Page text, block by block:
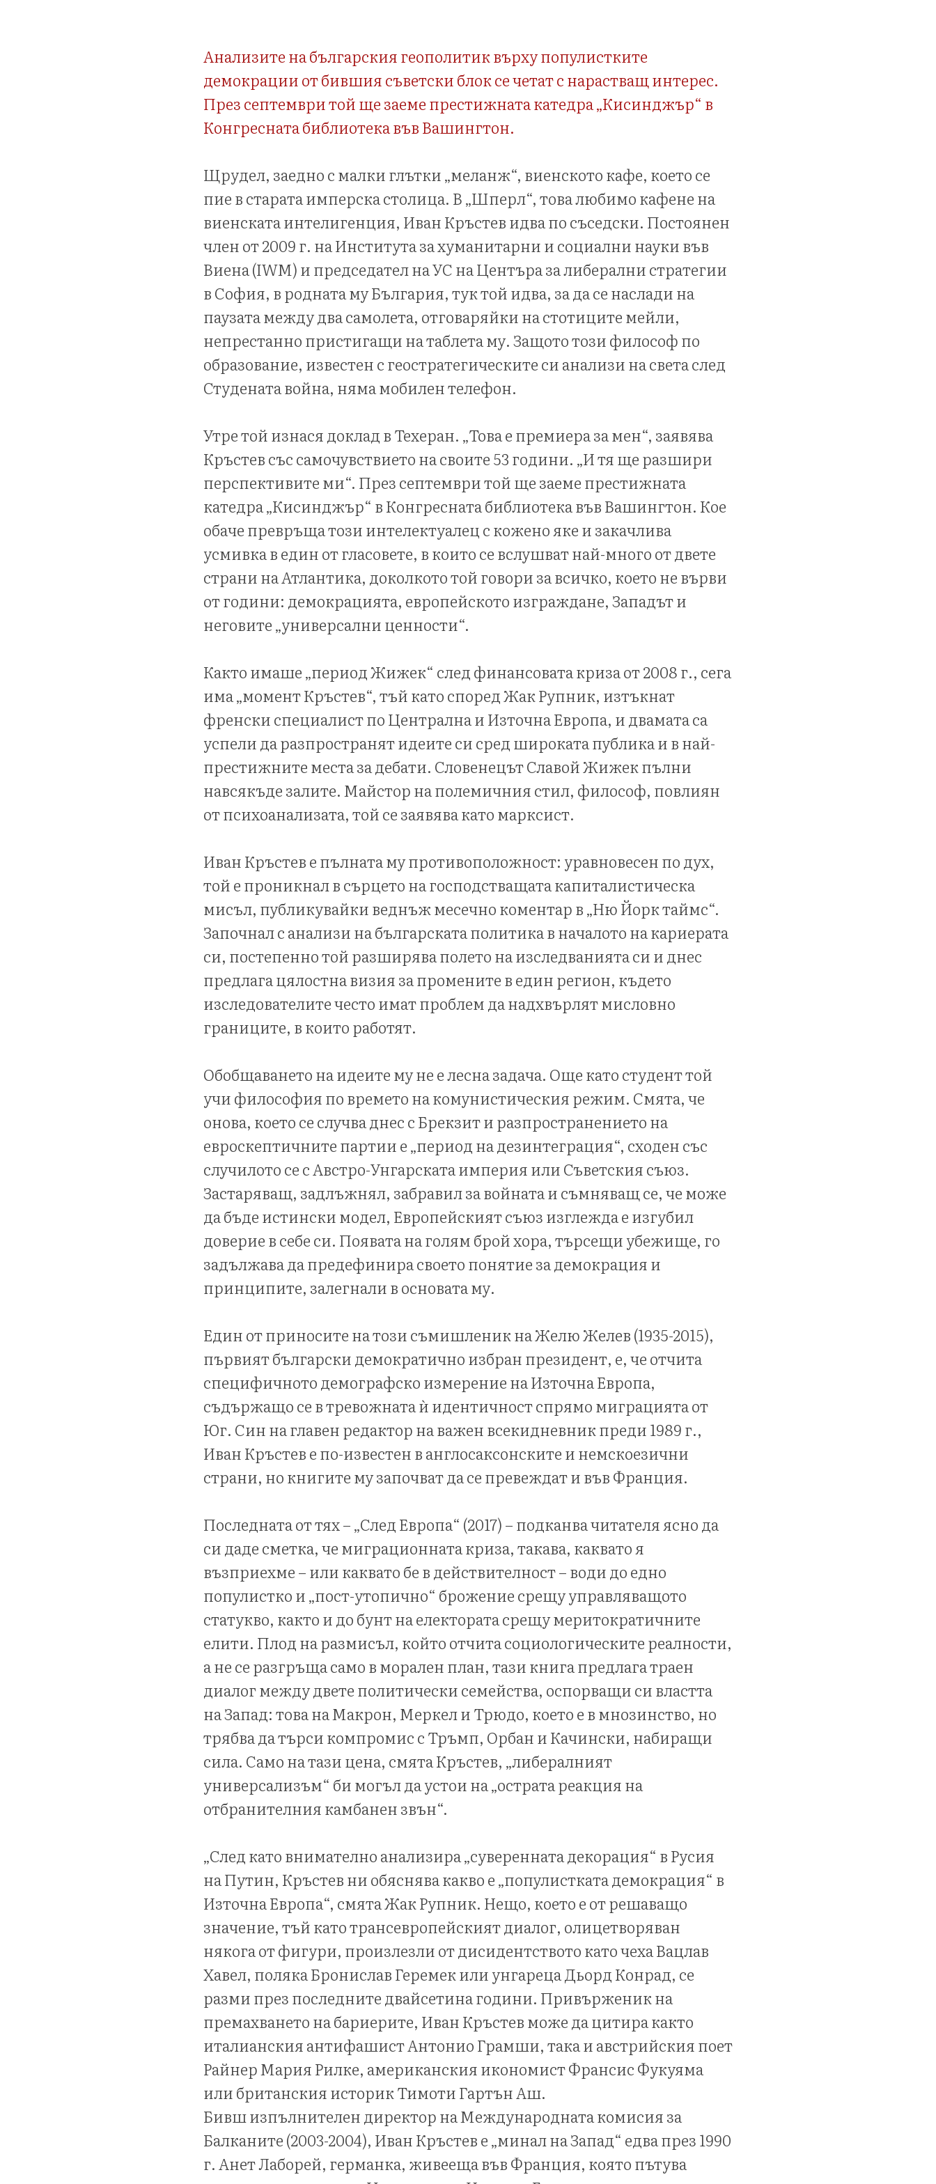
Анализите на българския геополитик върху популистките
демокрации от бившия съветски блок се четат с нарастващ интерес.
През септември той ще заеме престижната катедра „Кисинджър“ в
Конгресната библиотека във Вашингтон.
Щрудел, заедно с малки глътки „меланж“, виенското кафе, което се
пие в старата имперска столица. В „Шперл“, това любимо кафене на
виенската интелигенция, Иван Кръстев идва по съседски. Постоянен
член от 2009 г. на Института за хуманитарни и социални науки във
Виена (IWM) и председател на УС на Центъра за либерални стратегии
в София, в родната му България, тук той идва, за да се наслади на
паузата между два самолета, отговаряйки на стотиците мейли,
непрестанно пристигащи на таблета му. Защото този философ по
образование, известен с геостратегическите си анализи на света след
Студената война, няма мобилен телефон.
Утре той изнася доклад в Техеран. „Това е премиера за мен“, заявява
Кръстев със самочувствието на своите 53 години. „И тя ще разшири
перспективите ми“. През септември той ще заеме престижната
катедра „Кисинджър“ в Конгресната библиотека във Вашингтон. Кое
обаче превръща този интелектуалец с кожено яке и закачлива
усмивка в един от гласовете, в които се вслушват най-много от двете
страни на Атлантика, доколкото той говори за всичко, което не върви
от години: демокрацията, европейското изграждане, Западът и
неговите „универсални ценности“.
Както имаше „период Жижек“ след финансовата криза от 2008 г., сега
има „момент Кръстев“, тъй като според Жак Рупник, изтъкнат
френски специалист по Централна и Източна Европа, и двамата са
успели да разпространят идеите си сред широката публика и в най-
престижните места за дебати. Словенецът Славой Жижек пълни
навсякъде залите. Майстор на полемичния стил, философ, повлиян
от психоанализата, той се заявява като марксист.
Иван Кръстев е пълната му противоположност: уравновесен по дух,
той е проникнал в сърцето на господстващата капиталистическа
мисъл, публикувайки веднъж месечно коментар в „Ню Йорк таймс“.
Започнал с анализи на българската политика в началото на кариерата
си, постепенно той разширява полето на изследванията си и днес
предлага цялостна визия за промените в един регион, където
изследователите често имат проблем да надхвърлят мисловно
границите, в които работят.
Обобщаването на идеите му не е лесна задача. Още като студент той
учи философия по времето на комунистическия режим. Смята, че
онова, което се случва днес с Брекзит и разпространението на
евроскептичните партии е „период на дезинтеграция“, сходен със
случилото се с Австро-Унгарската империя или Съветския съюз.
Застаряващ, задлъжнял, забравил за войната и съмняващ се, че може
да бъде истински модел, Европейският съюз изглежда е изгубил
доверие в себе си. Появата на голям брой хора, търсещи убежище, го
задължава да предефинира своето понятие за демокрация и
принципите, залегнали в основата му.
Един от приносите на този съмишленик на Желю Желев (1935-2015),
първият български демократично избран президент, е, че отчита
специфичното демографско измерение на Източна Европа,
съдържащо се в тревожната ѝ идентичност спрямо миграцията от
Юг. Син на главен редактор на важен всекидневник преди 1989 г.,
Иван Кръстев е по-известен в англосаксонските и немскоезични
страни, но книгите му започват да се превеждат и във Франция.
Последната от тях – „След Европа“ (2017) – подканва читателя ясно да
си даде сметка, че миграционната криза, такава, каквато я
възприехме – или каквато бе в действителност – води до едно
популистко и „пост-утопично“ брожение срещу управляващото
статукво, както и до бунт на електората срещу меритократичните
елити. Плод на размисъл, който отчита социологическите реалности,
а не се разгръща само в морален план, тази книга предлага траен
диалог между двете политически семейства, оспорващи си властта
на Запад: това на Макрон, Меркел и Трюдо, което е в мнозинство, но
трябва да търси компромис с Тръмп, Орбан и Качински, набиращи
сила. Само на тази цена, смята Кръстев, „либералният
универсализъм“ би могъл да устои на „острата реакция на
отбранителния камбанен звън“.
„След като внимателно анализира „суверенната декорация“ в Русия
на Путин, Кръстев ни обяснява какво е „популистката демокрация“ в
Източна Европа“, смята Жак Рупник. Нещо, което е от решаващо
значение, тъй като трансевропейският диалог, олицетворяван
някога от фигури, произлезли от дисидентството като чеха Вацлав
Хавел, поляка Бронислав Геремек или унгареца Дьорд Конрад, се
разми през последните двайсетина години. Привърженик на
премахването на бариерите, Иван Кръстев може да цитира както
италианския антифашист Антонио Грамши, така и австрийския поет
Райнер Мария Рилке, американския икономист Франсис Фукуяма
или британския историк Тимоти Гартън Аш.
Бивш изпълнителен директор на Международната комисия за
Балканите (2003-2004), Иван Кръстев е „минал на Запад“ едва през 1990
г. Анет Лаборей, германка, живееща във Франция, която пътува